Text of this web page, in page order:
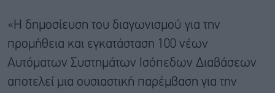
«Η δημοσίευση του διαγωνισμού για την
προμήθεια και εγκατάσταση 100 νέων
Αυτόματων Συστημάτων Ισόπεδων Διαβάσεων
αποτελεί μια ουσιαστική παρέμβαση για την